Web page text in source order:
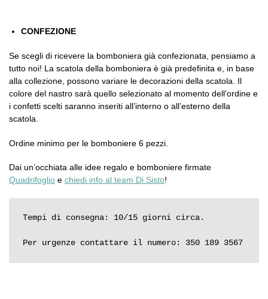
CONFEZIONE
Se scegli di ricevere la bomboniera già confezionata, pensiamo a
tutto noi! La scatola della bomboniera è già predefinita e, in base
alla collezione, possono variare le decorazioni della scatola. Il
colore del nastro sarà quello selezionato al momento dell’ordine e
i confetti scelti saranno inseriti all’interno o all’esterno della
scatola.
Ordine minimo per le bomboniere 6 pezzi.
Dai un’occhiata alle idee regalo e bomboniere firmate
Quadrifoglio e chiedi info al team Di Sisto!
Tempi di consegna: 10/15 giorni circa.
Per urgenze contattare il numero: 350 189 3567